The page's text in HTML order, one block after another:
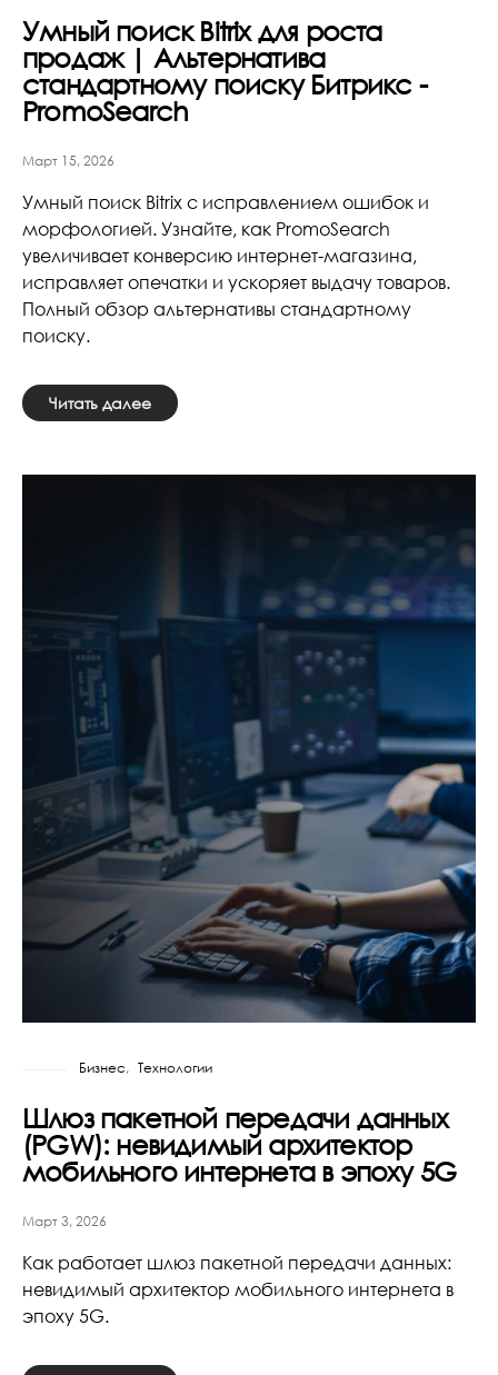
Умный поиск Bitrix для роста
продаж | Альтернатива
стандартному поиску Битрикс -
PromoSearch
Март 15, 2026
Умный поиск Bitrix с исправлением ошибок и
морфологией. Узнайте, как PromoSearch
увеличивает конверсию интернет-магазина,
исправляет опечатки и ускоряет выдачу товаров.
Полный обзор альтернативы стандартному
поиску.
Читать далее
Бизнес Технологии
Шлюз пакетной передачи данных
(PGW): невидимый архитектор
мобильного интернета в эпоху 5G
Март 3, 2026
Как работает шлюз пакетной передачи данных:
невидимый архитектор мобильного интернета в
эпоху 5G.